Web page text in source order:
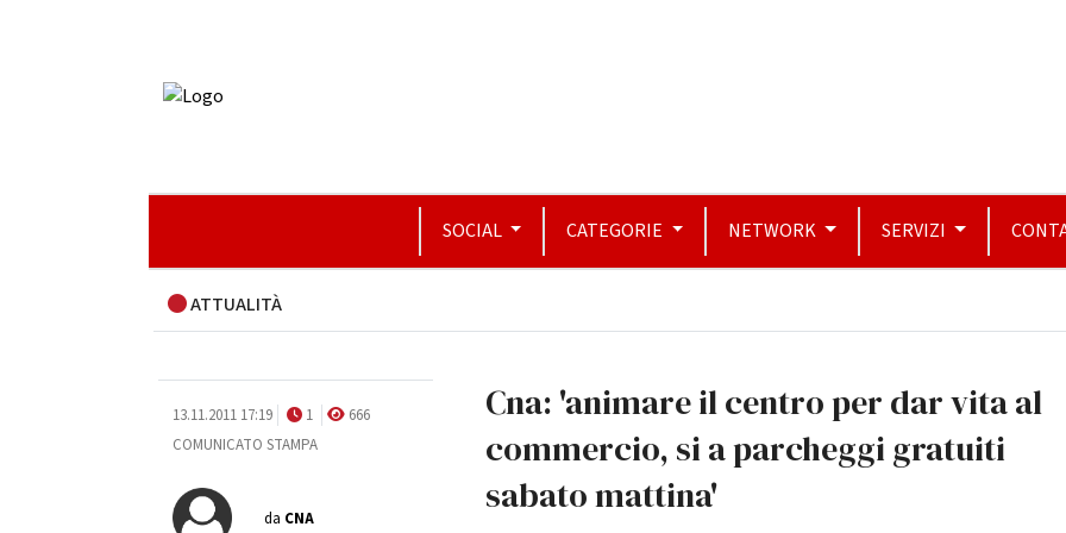
SOCIAL CATEGORIE NETWORK SERVIZI
ATTUALITÀ
13.11.2011 17:19 1
666
COMUNICATO STAMPA
da CNA
Cna: 'animare il centro per dar vita al
commercio, si a parcheggi gratuiti
sabato mattina'